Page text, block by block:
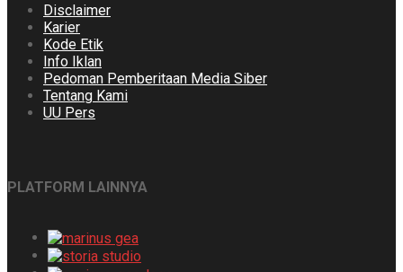
Disclaimer
Karier
Kode Etik
Info Iklan
Pedoman Pemberitaan Media Siber
Tentang Kami
UU Pers
PLATFORM LAINNYA